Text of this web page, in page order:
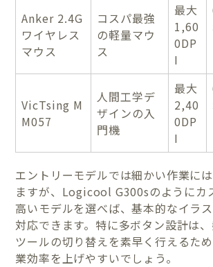
Anker 2.4G
ワイヤレス
マウス
コスパ最強
の軽量マウ
ス
最大
1,60
0DP
I
VicTsing M
M057
人間工学デ
ザインの入
門機
最大
2,40
0DP
I
エントリーモデルでは細かい作業に
ますが、Logicool G300sのようにカ
高いモデルを選べば、基本的なイラ
対応できます。特に多ボタン設計は
ツールの切り替えを素早く行えるた
業効率を上げやすいでしょう。